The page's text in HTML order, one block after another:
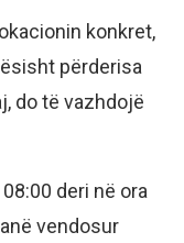
konkret,
përderisa
do të vazhdojë
deri në ora
vendosur